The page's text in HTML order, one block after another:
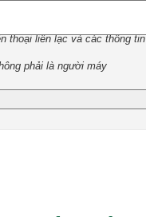
thoại liên lạc và các thông
phải là người máy